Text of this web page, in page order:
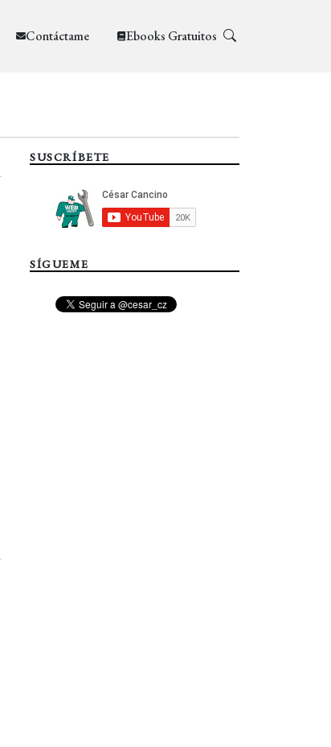
Contáctame Ebooks Gratuitos
SUSCRÍBETE
SÍGUEME